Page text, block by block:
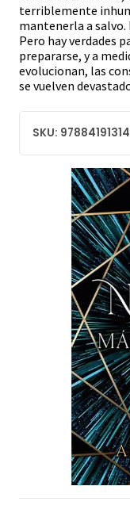
terriblemente
mantenerla a salvo.
Pero hay verdades
prepararse, y a
evolucionan, las
se vuelven
SKU: